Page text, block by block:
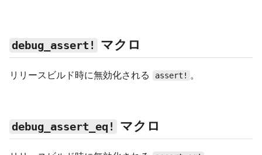
debug_assert! マクロ
リリースビルド時に無効化される assert! 。
debug_assert_eq! マクロ